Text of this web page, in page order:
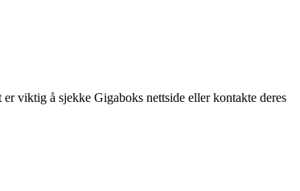
viktig å sjekke Gigaboks nettside eller kontakte deres